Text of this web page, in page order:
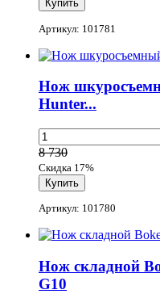
Артикул: 101781
Нож
Hunter...
8 730
Скидка 17%
Артикул: 101780
Нож складной
G10